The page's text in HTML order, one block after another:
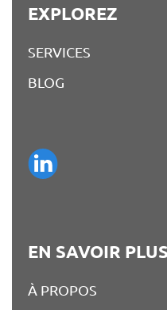
EXPLOREZ
SERVICES
BLOG
EN SAVOIR PLUS
À PROPOS